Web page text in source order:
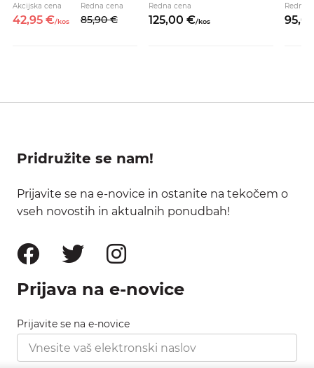
Akcijska cena
42,95 €/kos
Redna cena
85,90 €
Redna cena
125,00 €/kos
Redna
95,
Pridružite se nam!
Prijavite se na e-novice in ostanite na tekočem o
vseh novostih in aktualnih ponudbah!
Prijava na e-novice
Prijavite se na e-novice